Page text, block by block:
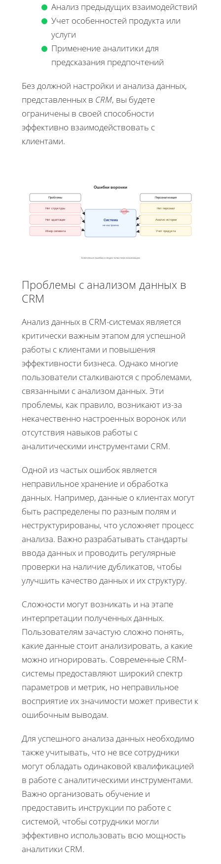
Анализ предыдущих взаимодействий
Учет особенностей продукта или
услуги
Применение аналитики для
предсказания предпочтений
Без должной настройки и анализа данных,
представленных в CRM, вы будете
ограничены в своей способности
эффективно взаимодействовать с
клиентами.
Ошибки воронки
Проблемы
Нет структуры
Нет адаптации
Игнор сегмента
Персонализация
Нет персонал
Анализ истории
Учет продукта
Система
не настроена
Ошибка
Ключевые ошибки и недостатки персонализации
Проблемы с анализом данных в
CRM
Анализ данных в CRM-системах является
критически важным этапом для успешной
работы с клиентами и повышения
эффективности бизнеса. Однако многие
пользователи сталкиваются с проблемами,
связанными с анализом данных. Эти
проблемы, как правило, возникают из-за
некачественно настроенных воронок или
отсутствия навыков работы с
аналитическими инструментами CRM.
Одной из частых ошибок является
неправильное хранение и обработка
данных. Например, данные о клиентах могут
быть распределены по разным полям и
неструктурированы, что усложняет процесс
анализа. Важно разрабатывать стандарты
ввода данных и проводить регулярные
проверки на наличие дубликатов, чтобы
улучшить качество данных и их структуру.
Сложности могут возникать и на этапе
интерпретации полученных данных.
Пользователям зачастую сложно понять,
какие данные стоит анализировать, а какие
можно игнорировать. Современные CRM-
системы предоставляют широкий спектр
параметров и метрик, но неправильное
восприятие их значимости может привести к
ошибочным выводам.
Для успешного анализа данных необходимо
также учитывать, что не все сотрудники
могут обладать одинаковой квалификацией
в работе с аналитическими инструментами.
Важно организовать обучение и
предоставить инструкции по работе с
системой, чтобы сотрудники могли
эффективно использовать всю мощность
аналитики CRM.